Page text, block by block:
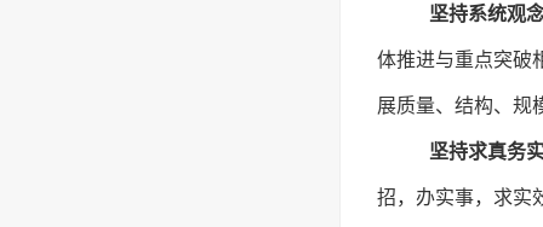
坚持系统观
体推进与重点突破
展质量、结构、规
坚持求真务
招，办实事，求实